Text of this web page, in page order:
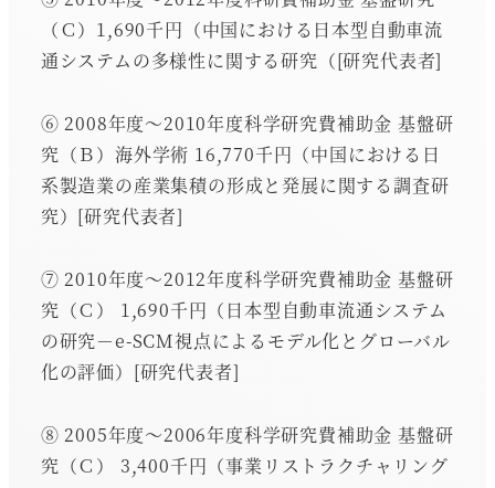
（Ｃ）1,690千円（中国における日本型自動車流
通システムの多様性に関する研究（[研究代表者]
⑥ 2008年度～2010年度科学研究費補助金 基盤研
究（Ｂ）海外学術 16,770千円（中国における日
系製造業の産業集積の形成と発展に関する調査研
究）[研究代表者]
⑦ 2010年度～2012年度科学研究費補助金 基盤研
究（Ｃ） 1,690千円（日本型自動車流通システム
の研究－e-SCM視点によるモデル化とグローバル
化の評価）[研究代表者]
⑧ 2005年度～2006年度科学研究費補助金 基盤研
究（Ｃ） 3,400千円（事業リストラクチャリング